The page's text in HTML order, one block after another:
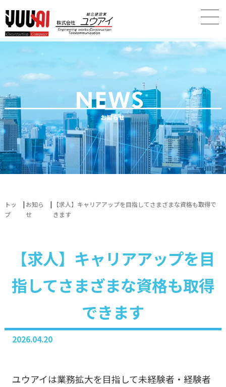
トッ
プ
お知ら
せ
【求人】キャリアアップを目指してさまざまな資格も取得で
きます
【求人】キャリアアップを目
指してさまざまな資格も取得
できます
2026.04.20
ユウアイは業務拡大を目指して未経験者・経験者